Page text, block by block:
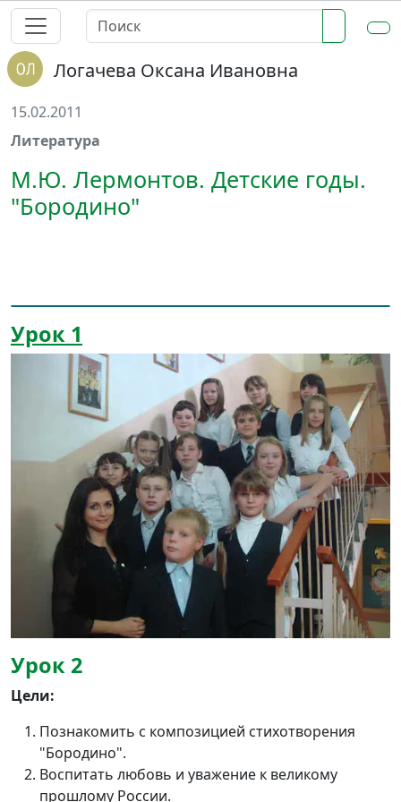
Логачева Оксана Ивановна
15.02.2011
Литература
М.Ю. Лермонтов. Детские годы.
"Бородино"
Урок 1
Урок 2
Цели:
Познакомить с композицией стихотворения
"Бородино".
Воспитать любовь и уважение к великому
прошлому России.